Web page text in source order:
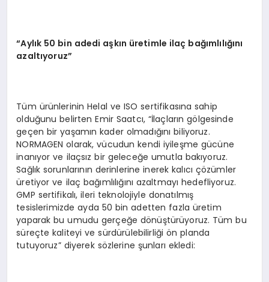
“Aylık 50 bin adedi aşkın üretimle ilaç bağımlılığını
azaltıyoruz”
Tüm ürünlerinin Helal ve ISO sertifikasına sahip
olduğunu belirten Emir Saatcı, “İlaçların gölgesinde
geçen bir yaşamın kader olmadığını biliyoruz.
NORMAGEN olarak, vücudun kendi iyileşme gücüne
inanıyor ve ilaçsız bir geleceğe umutla bakıyoruz.
Sağlık sorunlarının derinlerine inerek kalıcı çözümler
üretiyor ve ilaç bağımlılığını azaltmayı hedefliyoruz.
GMP sertifikalı, ileri teknolojiyle donatılmış
tesislerimizde ayda 50 bin adetten fazla üretim
yaparak bu umudu gerçeğe dönüştürüyoruz. Tüm bu
süreçte kaliteyi ve sürdürülebilirliği ön planda
tutuyoruz” diyerek sözlerine şunları ekledi: